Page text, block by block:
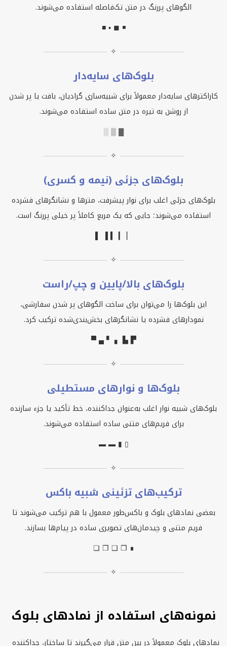
الگوهای پررنگ در متن تک‌فاصله استفاده می‌شوند.
■ ▪ ◼ ◾
✧
بلوک‌های سایه‌دار
کاراکترهای سایه‌دار معمولاً برای شبیه‌سازی گرادیان، بافت یا پر شدن
از روشن به تیره در متن ساده استفاده می‌شوند.
░ ▒ ▓
✧
بلوک‌های جزئی (نیمه و کسری)
بلوک‌های جزئی اغلب برای نوار پیشرفت، مترها و نشانگرهای فشرده
استفاده می‌شوند؛ جایی که یک مربع کاملاً پر خیلی پررنگ است.
▌ ▐ ▍ ▎ ▏
✧
بلوک‌های بالا/پایین و چپ/راست
این بلوک‌ها را می‌توان برای ساخت الگوهای پر شدن سفارشی،
نمودارهای فشرده یا نشانگرهای بخش‌بندی‌شده ترکیب کرد.
▀ ▄ ▘ ▖ ▙ ▛
✧
بلوک‌ها و نوارهای مستطیلی
بلوک‌های شبیه نوار اغلب به‌عنوان جداکننده، خط تأکید یا جزء سازنده
برای فریم‌های متنی ساده استفاده می‌شوند.
▬ ▬ ▮ ▯
✧
ترکیب‌های تزئینی شبیه باکس
بعضی نمادهای بلوک و باکس‌طور معمول با هم ترکیب می‌شوند تا
فریم متنی و چیدمان‌های تصویری ساده در پیام‌ها بسازند.
❏ ❐ ❑ ❒ ∎
✧
نمونه‌های استفاده از نمادهای بلوک
نمادهای بلوک معمولاً در بین متن قرار می‌گیرند تا ساختار، جداکننده